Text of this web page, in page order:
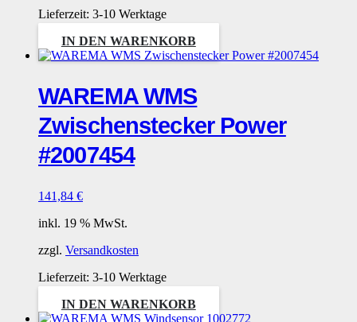
Lieferzeit: 3-10 Werktage
IN DEN WARENKORB
WAREMA WMS
Zwischenstecker Power
#2007454
141,84 €
inkl. 19 % MwSt.
zzgl. Versandkosten
Lieferzeit: 3-10 Werktage
IN DEN WARENKORB